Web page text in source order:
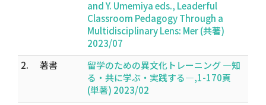
and Y. Umemiya eds., Leaderful
Classroom Pedagogy Through a
Multidisciplinary Lens: Mer (共著)
2023/07
2.
著書
留学のための異文化トレーニング ―知
る・共に学ぶ・実践する―,1-170頁
(単著) 2023/02